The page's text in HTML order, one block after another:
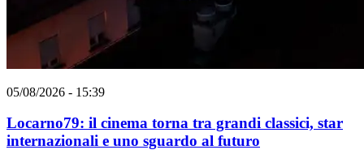
05/08/2026 - 15:39
Locarno79: il cinema torna tra grandi classici, star
internazionali e uno sguardo al futuro